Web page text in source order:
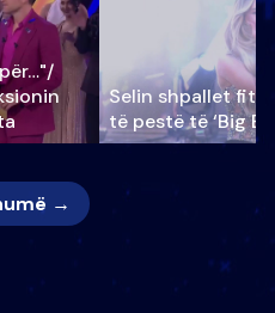
Selin shpallet
të pestë të ‘Big
→